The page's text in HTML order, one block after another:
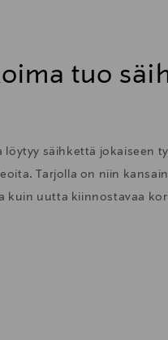
tuo
säihkettä jokaiseen
Tarjolla on niin
kuin uutta kiinnostavaa